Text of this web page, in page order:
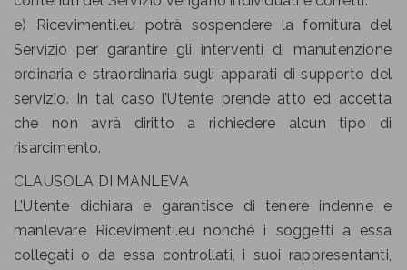
e) Ricevimenti.eu potrà sospendere la fornitura del
Servizio per garantire gli interventi di manutenzione
ordinaria e straordinaria sugli apparati di supporto del
servizio. In tal caso l’Utente prende atto ed accetta
che non avrà diritto a richiedere alcun tipo di
risarcimento.
CLAUSOLA DI MANLEVA
L’Utente dichiara e garantisce di tenere indenne e
manlevare Ricevimenti.eu nonché i soggetti a essa
collegati o da essa controllati, i suoi rappresentanti,